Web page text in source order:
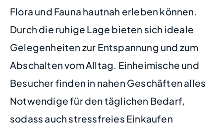
Flora und Fauna hautnah erleben können.
Durch die ruhige Lage bieten sich ideale
Gelegenheiten zur Entspannung und zum
Abschalten vom Alltag. Einheimische und
Besucher finden in nahen Geschäften alles
Notwendige für den täglichen Bedarf,
sodass auch stressfreies Einkaufen